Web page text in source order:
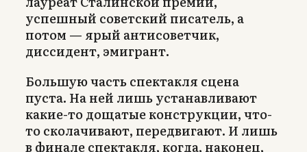
успешный советский писатель, а
потом — ярый антисоветчик,
диссидент, эмигрант.
Большую часть спектакля сцена
пуста. На ней лишь устанавливают
какие-то дощатые конструкции, что-
то сколачивают, передвигают. И лишь
в финале спектакля, когда, наконец,